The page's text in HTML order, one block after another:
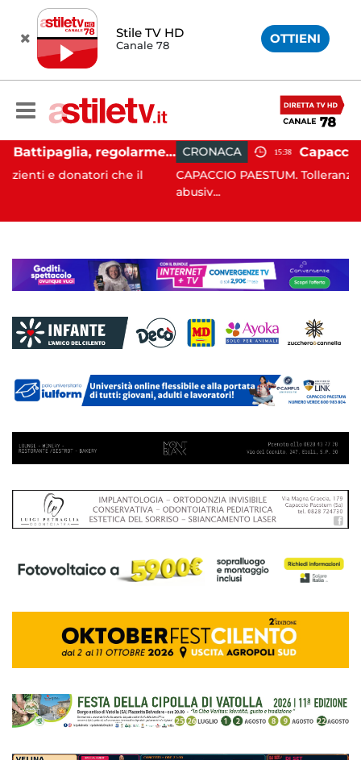
Stile TV HD
Canale 78 OTTIENI
Ospedale Battipaglia, regolarmente in funzione il Servizio Trasfusionale
che il
CRONACA 15:38
CAPACCIO PAESTUM. Tolleranza zero contro